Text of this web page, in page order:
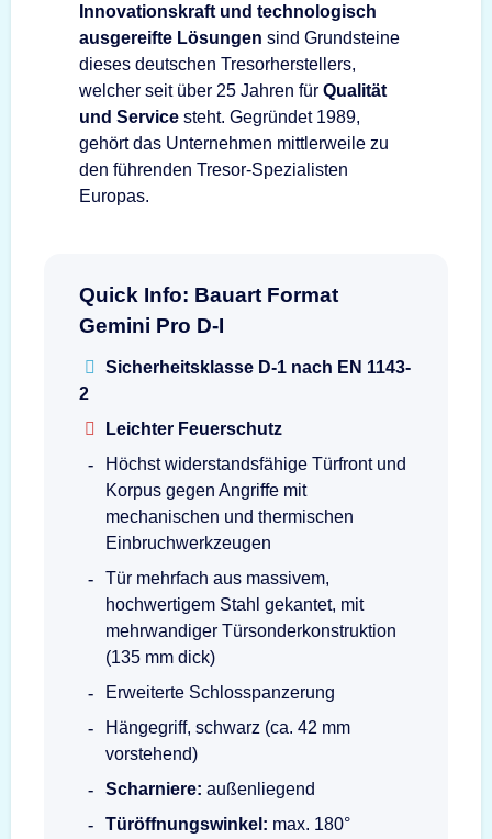
Innovationskraft und technologisch
ausgereifte Lösungen sind Grundsteine
dieses deutschen Tresorherstellers,
welcher seit über 25 Jahren für Qualität
und Service steht. Gegründet 1989,
gehört das Unternehmen mittlerweile zu
den führenden Tresor-Spezialisten
Europas.
Quick Info: Bauart Format
Gemini Pro D-I
Sicherheitsklasse D-1 nach EN 1143-
2
Leichter Feuerschutz
Höchst widerstandsfähige Türfront und
Korpus gegen Angriffe mit
mechanischen und thermischen
Einbruchwerkzeugen
Tür mehrfach aus massivem,
hochwertigem Stahl gekantet, mit
mehrwandiger Türsonderkonstruktion
(135 mm dick)
Erweiterte Schlosspanzerung
Hängegriff, schwarz (ca. 42 mm
vorstehend)
Scharniere: außenliegend
Türöffnungswinkel: max. 180°